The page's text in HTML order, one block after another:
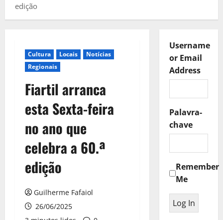
edição
Cultura Locais
Notícias
Regionais
Fiartil arranca
esta Sexta-feira
no ano que
celebra a 60.ª
edição
Guilherme Fafaiol
26/06/2025
Username
or Email
Address
Palavra-
chave
Remember
Me